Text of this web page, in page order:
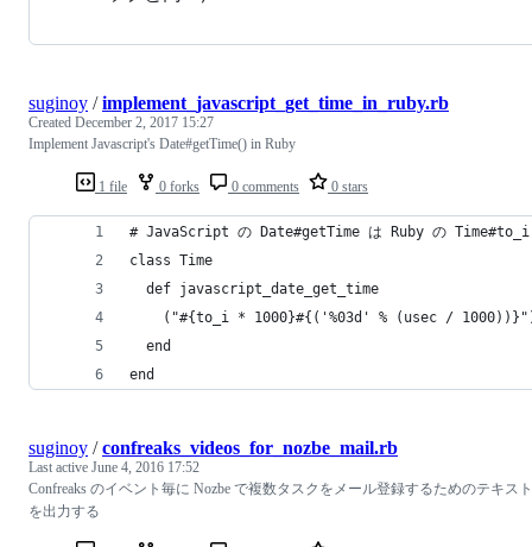
1 file 0 forks 0 comments 0 stars
suginoy /implement_javascript_get_time_in_ruby.rb
Created December 2, 2017 15:27
Implement Javascript's Date#getTime() in Ruby
# JavaScript の Date#getTime は Ruby の Time#to_i
class Time
  def javascript_date_get_time
("#{to_i * 1000}#{('%03d' % (usec /
  end
end
suginoy /confreaks_videos_for_nozbe_mail.rb
Last active June 4, 2016 17:52
Confreaks のイベント毎に Nozbe で複数タスクをメール登録するためのテキスト
を出力する